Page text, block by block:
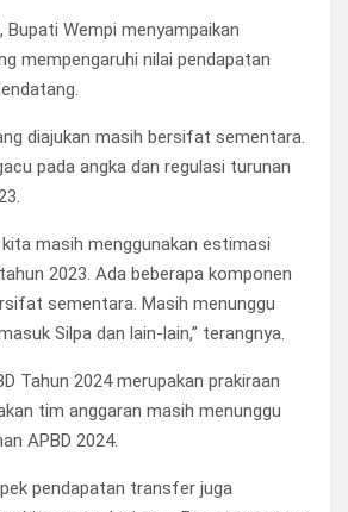
Wempi menyampaikan
mempengaruhi nilai pendapatan
diajukan masih bersifat sementara.
pada angka dan regulasi turunan
masih menggunakan estimasi
2023. Ada beberapa komponen
sementara. Masih menunggu
Silpa dan lain-lain,” terangnya.
Tahun 2024 merupakan prakiraan
tim anggaran masih menunggu
APBD 2024.
pendapatan transfer juga